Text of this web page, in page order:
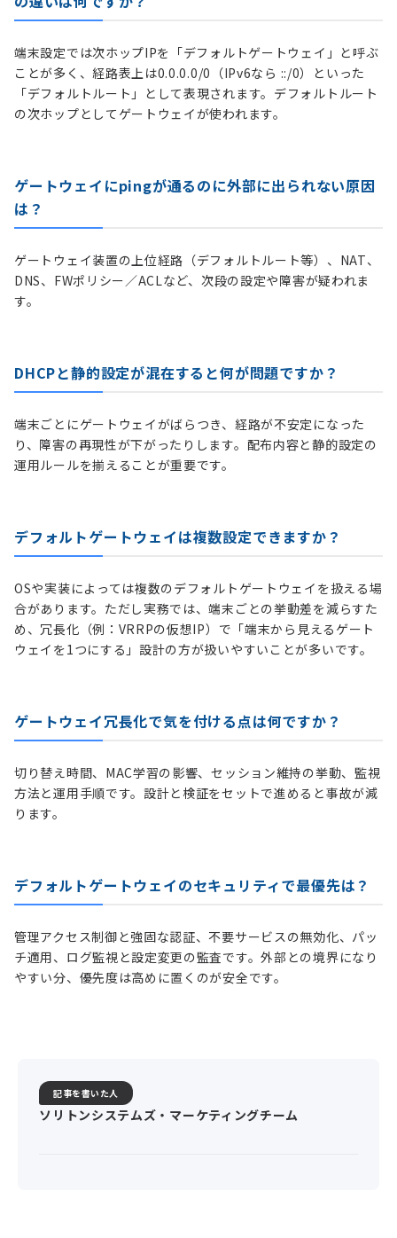
端末設定では次ホップIPを「デフォルトゲートウェイ」と呼ぶ
ことが多く、経路表上は0.0.0.0/0（IPv6なら ::/0）といった
「デフォルトルート」として表現されます。デフォルトルート
の次ホップとしてゲートウェイが使われます。
ゲートウェイにpingが通るのに外部に出られない原因
は？
ゲートウェイ装置の上位経路（デフォルトルート等）、NAT、
DNS、FWポリシー／ACLなど、次段の設定や障害が疑われま
す。
DHCPと静的設定が混在すると何が問題ですか？
端末ごとにゲートウェイがばらつき、経路が不安定になった
り、障害の再現性が下がったりします。配布内容と静的設定の
運用ルールを揃えることが重要です。
デフォルトゲートウェイは複数設定できますか？
OSや実装によっては複数のデフォルトゲートウェイを扱える場
合があります。ただし実務では、端末ごとの挙動差を減らすた
め、冗長化（例：VRRPの仮想IP）で「端末から見えるゲート
ウェイを1つにする」設計の方が扱いやすいことが多いです。
ゲートウェイ冗長化で気を付ける点は何ですか？
切り替え時間、MAC学習の影響、セッション維持の挙動、監視
方法と運用手順です。設計と検証をセットで進めると事故が減
ります。
デフォルトゲートウェイのセキュリティで最優先は？
管理アクセス制御と強固な認証、不要サービスの無効化、パッ
チ適用、ログ監視と設定変更の監査です。外部との境界になり
やすい分、優先度は高めに置くのが安全です。
記事を書いた人
ソリトンシステムズ・マーケティングチーム